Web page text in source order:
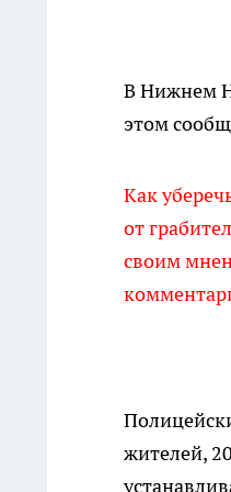
В Нижнем
этом
Как
от
своим
жителей,